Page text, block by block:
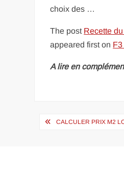
choix des …
The post Recette
appeared first on
A lire en
Navigation
CALCULER PRIX M2